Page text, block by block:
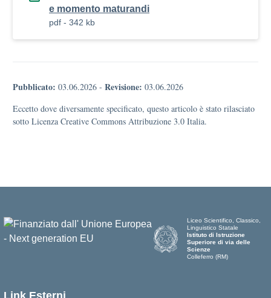
e momento maturandi
pdf - 342 kb
Pubblicato: 03.06.2026 - Revisione: 03.06.2026
Eccetto dove diversamente specificato, questo articolo è stato rilasciato
sotto Licenza Creative Commons Attribuzione 3.0 Italia.
Liceo Scientifico, Classico,
Linguistico Statale
Istituto di Istruzione
Superiore di via delle
Scienze
Colleferro (RM)
Link Esterni